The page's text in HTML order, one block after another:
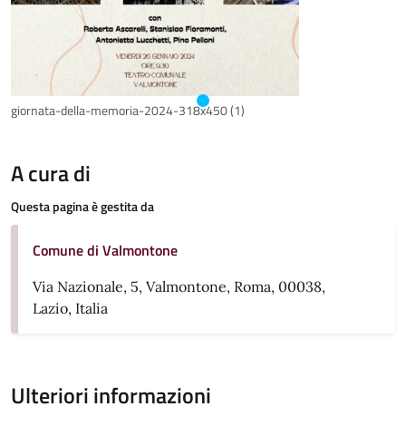
giornata-della-memoria-2024-318x450 (1)
A cura di
Questa pagina è gestita da
Comune di Valmontone
Via Nazionale, 5, Valmontone, Roma, 00038,
Lazio, Italia
Ulteriori informazioni